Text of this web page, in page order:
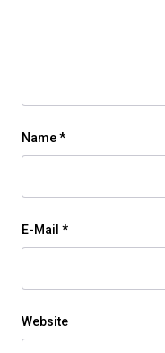
Name*
E-Mail *
Website